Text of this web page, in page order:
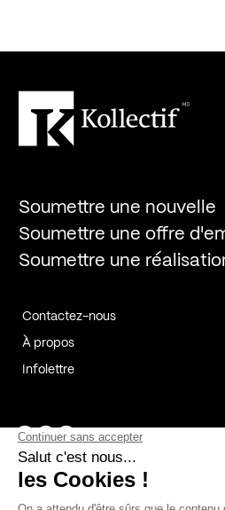
Soumettre une nouvelle
Soumettre une offre
Soumettre une
Contactez-nous
À propos
Infolettre
Page Facebook de Kollectif
Page Instagram de Kollectif
Page Linkedin de Kollectif